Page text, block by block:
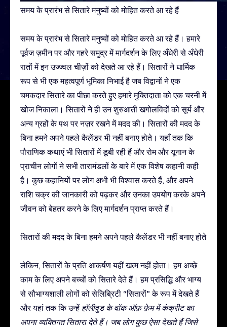
समय के प्रारंभ से सितारे मनुष्यों को मोहित करते आ रहे हैं
समय के प्रारंभ से सितारे मनुष्यों को मोहित करते आ रहे हैं। हमारे
पूर्वज ज़मीन पर और गहरे समुद्र में मार्गदर्शन के लिए अँधेरी से अँधेरी
रातों में इन उज्ज्वल चीज़ों को देखते आ रहे हैं। सितारों ने धार्मिक
रूप से भी एक महत्वपूर्ण भूमिका निभाई है जब विद्वानों ने एक
चमकदार सितारे का पीछा करते हुए हमारे मुक्तिदाता को एक चरनी में
खोज निकाला। सितारों ने ही उन शुरुआती खगोलविदों को सूर्य और
अन्य ग्रहों के पथ पर नज़र रखने में मदद की। सितारों की मदद के
बिना हमने अपने पहले कैलेंडर भी नहीं बनाए होते। यहाँ तक कि
पौराणिक कथाएं भी सितारों में डूबी रही हैं और रोम और यूनान के
प्राचीन लोगों ने सभी तारामंडलों के बारे में एक विशेष कहानी कही
है। कुछ कहानियों पर लोग अभी भी विश्वास करते हैं, और अपने
राशि चक्र की जानकारी को पढ़कर और उनका उपयोग करके अपने
जीवन को बेहतर करने के लिए मार्गदर्शन प्राप्त करते हैं।
सितारों की मदद के बिना हमने अपने पहले कैलेंडर भी नहीं बनाए होते
लेकिन, सितारों के प्रति आकर्षण यहीं खत्म नहीं होता। हम अच्छे
काम के लिए अपने बच्चों को सितारे देते हैं। हम प्रसिद्धि और भाग्य
से सौभाग्यशाली लोगों को सेलिब्रिटी “सितारों” के रूप में देखते हैं
और यहां तक कि उन्हें हॉलीवुड के वॉक ऑफ़ फ़ेममें कंक्रीट का
अपना व्यक्तिगत सितारा देते हैं। जब लोग कुछ ऐसा देखते हैं जिसे